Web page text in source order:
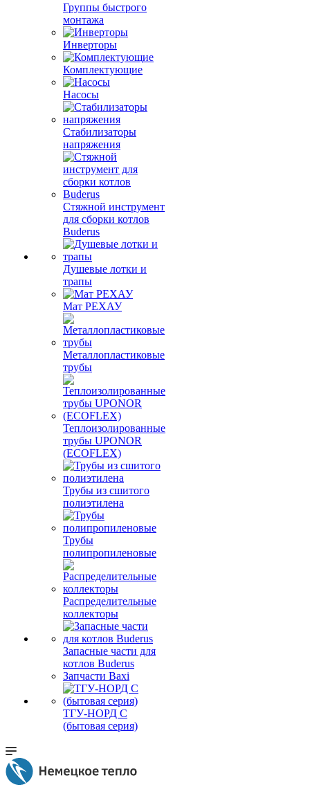
Группы быстрого
монтажа
Инверторы
Комплектующие
Насосы
Стабилизаторы
напряжения
Стяжной инструмент
для сборки котлов
Buderus
Душевые лотки и
трапы
Мат РЕХАУ
Металлопластиковые
трубы
Теплоизолированные
трубы UPONOR
(ECOFLEX)
Трубы из сшитого
полиэтилена
Трубы
полипропиленовые
Распределительные
коллекторы
Запасные части для
котлов Buderus
Запчасти Baxi
ТГУ-НОРД С
(бытовая серия)